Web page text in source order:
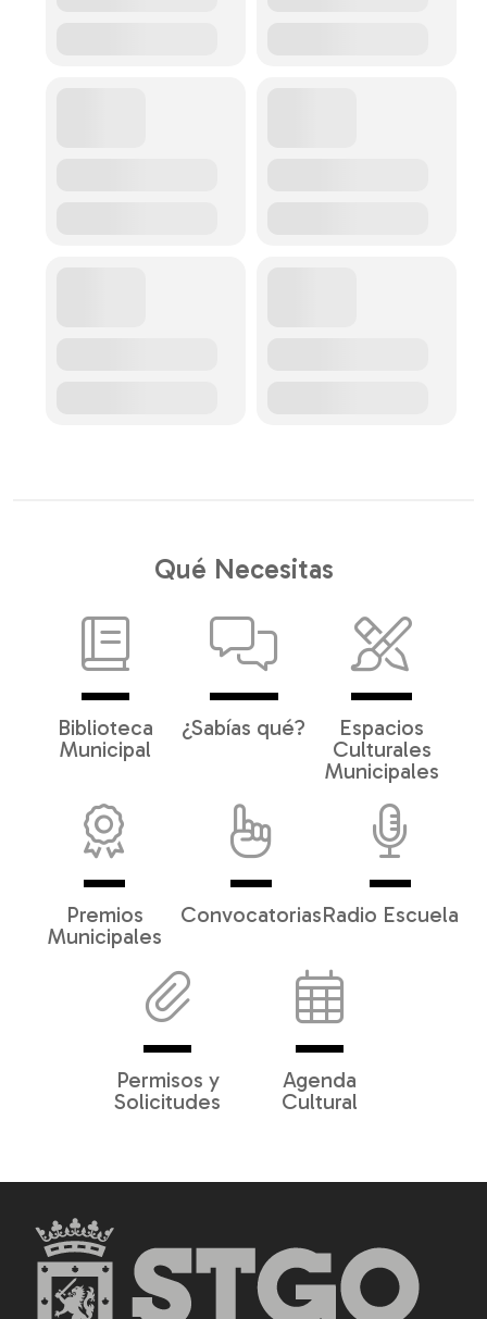
Qué Necesitas
Biblioteca
Municipal
¿Sabías qué?
Espacios
Culturales
Municipales
Premios
Municipales
ConvocatoriasRadio Escuela
Permisos y
Solicitudes
Agenda
Cultural